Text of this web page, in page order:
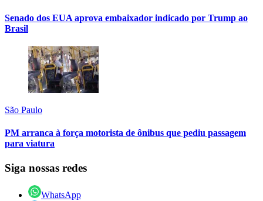
Senado dos EUA aprova embaixador indicado por Trump ao
Brasil
São Paulo
PM arranca à força motorista de ônibus que pediu passagem
para viatura
Siga nossas redes
WhatsApp